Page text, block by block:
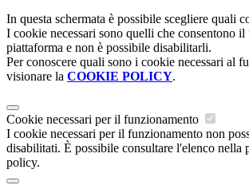
In questa schermata è possibile scegliere quali
I cookie necessari sono quelli che consentono
piattaforma e non è possibile disabilitarli.
Per conoscere quali sono i cookie necessari al
visionare la COOKIE POLICY.
Cookie necessari per il funzionamento
I cookie necessari per il funzionamento non
disabilitati. È possibile consultare l'elenco nella
policy.